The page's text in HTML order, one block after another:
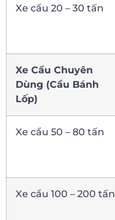
Xe cẩu 20 – 30 tấn
Xe Cẩu Chuyên
Dùng (Cẩu Bánh
Lốp)
Xe cẩu 50 – 80 tấn
Xe cẩu 100 – 200 tấn